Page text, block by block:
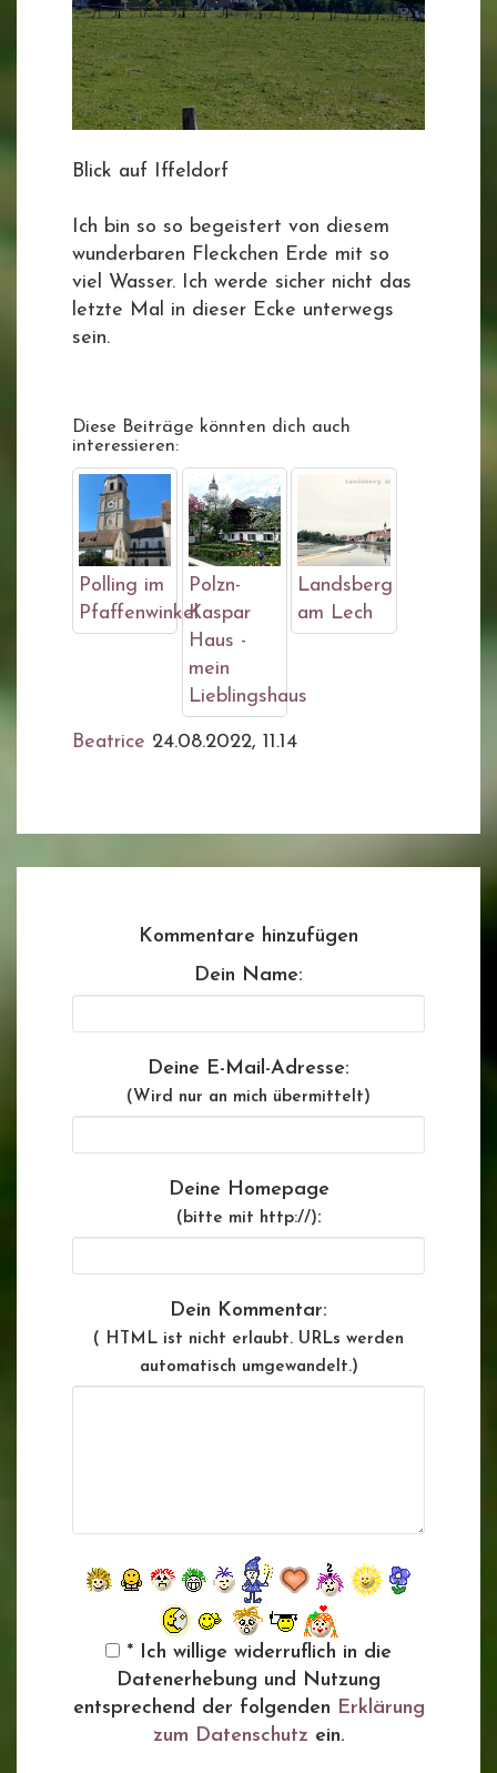
Blick auf Iffeldorf
Ich bin so so begeistert von diesem
wunderbaren Fleckchen Erde mit so
viel Wasser. Ich werde sicher nicht das
letzte Mal in dieser Ecke unterwegs
sein.
Diese Beiträge könnten dich auch
interessieren:
Polling im
Pfaffenwinkel
Polzn-
Kaspar
Haus -
mein
Lieblingshaus
Landsberg
am Lech
Beatrice 24.08.2022, 11.14
Kommentare hinzufügen
Dein Name:
Deine E-Mail-Adresse:
(Wird nur an mich übermittelt)
Deine Homepage
(bitte mit http://):
Dein Kommentar:
( HTML ist nicht erlaubt. URLs werden
automatisch umgewandelt.)
* Ich willige widerruflich in die
Datenerhebung und Nutzung
entsprechend der folgenden Erklärung
zum Datenschutz ein.